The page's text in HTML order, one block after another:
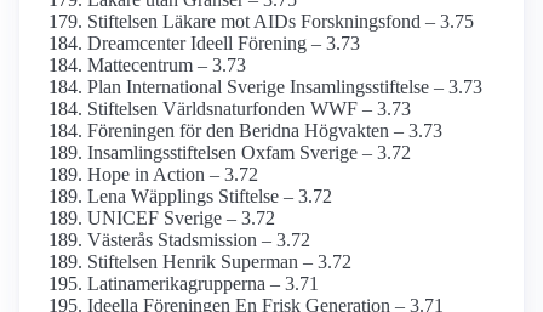
Stiftelsen Läkare mot AIDs Forsknings­fond – 3.75
Dreamcenter Ideell Förening – 3.73
Mattecentrum – 3.73
Plan International Sverige Insamlings­stiftelse – 3.73
Stiftelsen Världsnaturfonden WWF – 3.73
Föreningen för den Beridna Högvakten – 3.73
Insamlings­stiftelsen Oxfam Sverige – 3.72
Hope in Action – 3.72
Lena Wäpplings Stiftelse – 3.72
UNICEF Sverige – 3.72
Västerås Stadsmission – 3.72
Stiftelsen Henrik Superman – 3.72
Latinamerika­grupperna – 3.71
Ideella Föreningen En Frisk Generation – 3.71